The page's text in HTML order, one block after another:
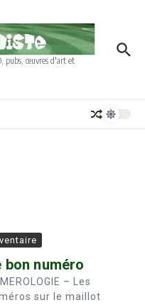
pubs, œuvres d'art et
bon numéro
– Les
sur le maillot